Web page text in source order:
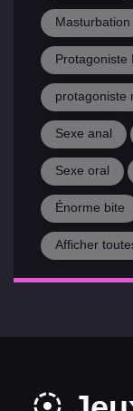
Masturbation
Protagoniste
protagoniste
Sexe anal
Sexe oral
Énorme bite
Afficher